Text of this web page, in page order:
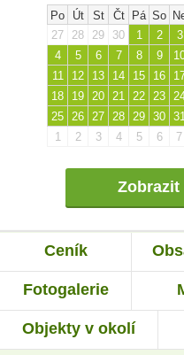
Po Út St Čt Pá So
27
28 29 30 1 2
3
4
5 6 7 8 9
11
12 13 14 15 16
18
19 20 21 22 23
25
26 27 28 29 30 31
1
2 3 4 5 6 7
Zobrazit
Ceník
Fotogalerie
Objekty v okolí